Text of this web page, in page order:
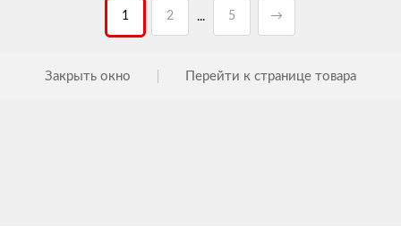
1 2 ... 5 →
Закрыть окно Перейти к странице товара